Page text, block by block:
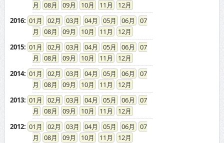
08
09 10 11
12
2016: 01 02 03 04 05 06
07
08
09 10 11
12
2015: 01 02 03 04 05 06
07
08
09 10 11
12
2014: 01 02 03 04 05 06
07
08
09 10 11
12
2013: 01 02 03 04 05 06
07
08
09 10 11
12
2012: 01 02 03 04 05 06
07
08
09 10 11
12